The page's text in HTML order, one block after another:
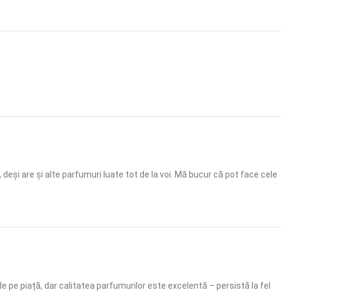
are și alte parfumuri luate tot de la voi. Mă bucur că pot face cele
pe piață, dar calitatea parfumurilor este excelentă – persistă la fel